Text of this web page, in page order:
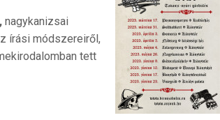
nagykanizsai
írási módszereiről,
tett